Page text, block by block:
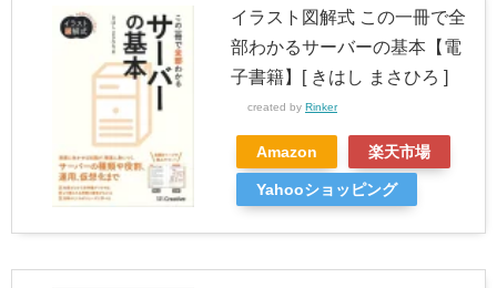
イラスト図解式 この一冊で全
部わかるサーバーの基本【電
子書籍】[ きはし まさひろ ]
created by Rinker
Amazon 楽天市場
Yahooショッピング